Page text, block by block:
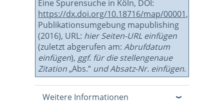
Eine Spurensuche in Köln, DOI:
https://dx.doi.org/10.18716/map/00001,
Publikationsumgebung mapublishing
(2016), URL: hier Seiten-URL einfügen
(zuletzt abgerufen am: Abrufdatum
einfügen), ggf. für die stellengenaue
Zitation„Abs.“und Absatz-Nr. einfügen.
Weitere Informationen